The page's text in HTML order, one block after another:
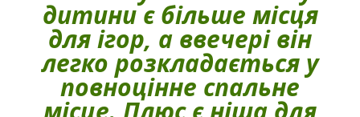
дитини є більше місця
для ігор, а ввечері він
легко розкладається у
повноцінне спальне